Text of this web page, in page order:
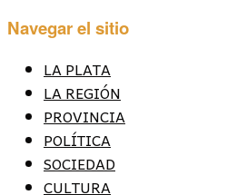
Navegar el sitio
LA PLATA
LA REGIÓN
PROVINCIA
POLÍTICA
SOCIEDAD
CULTURA